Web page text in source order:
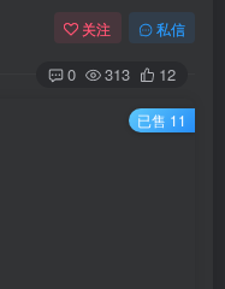
关注 私信
0 313 12
已售 11